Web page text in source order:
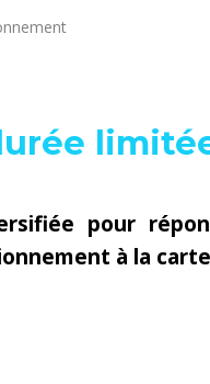
pour
à la